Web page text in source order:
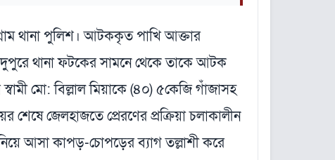
থানা পুলিশ। আটককৃত পাখি আক্তার
দুপুরে থানা ফটকের সামনে থেকে তাকে আটক
মো: বিল্লাল মিয়াকে (৪০) ৫কেজি গাঁজাসহ
জেলহাজতে প্রেরণের প্রক্রিয়া চলাকালীন
আসা কাপড়-চোপড়ের ব্যাগ তল্লাশী করে